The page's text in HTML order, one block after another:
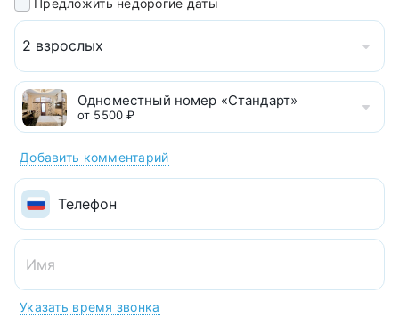
2 взрослых
Одноместный номер «Стандарт»
от 5500 ₽
Добавить комментарий
Указать время звонка